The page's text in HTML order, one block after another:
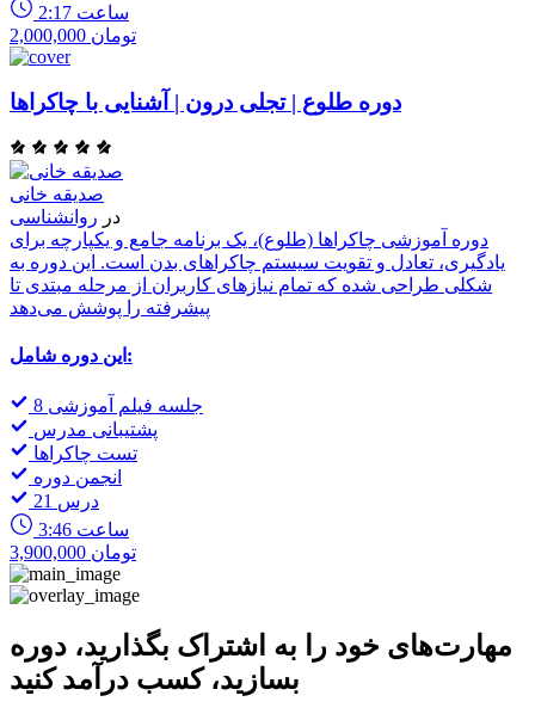
2:17 ساعت
2,000,000 تومان
دوره طلوع | تجلی درون | آشنایی با چاکراها
صدیقه خانی
در روانشناسی
دوره آموزشی چاکراها (طلوع)، یک برنامه جامع و یکپارچه برای
یادگیری، تعادل و تقویت سیستم چاکراهای بدن است. این دوره به
شکلی طراحی شده که تمام نیازهای کاربران از مرحله مبتدی تا
پیشرفته را پوشش می‌دهد
این دوره شامل:
8 جلسه فیلم آموزشی
پشتیبانی مدرس
تست چاکراها
انجمن دوره
21 درس
3:46 ساعت
3,900,000 تومان
مهارت‌های خود را به اشتراک بگذارید، دوره
بسازید، کسب درآمد کنید